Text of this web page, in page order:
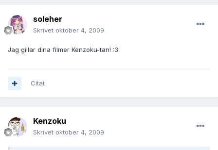
soleher
Skrivet oktober 4, 2009
Jag gillar dina filmer Kenzoku-tan! :3
Citat
Kenzoku
Skrivet oktober 4, 2009